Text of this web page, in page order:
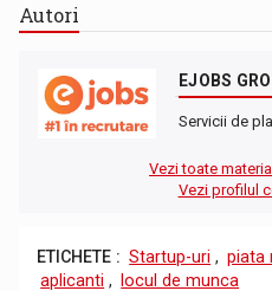
Autori
EJOBS
Servicii de
Vezi toate
Vezi profilul
ETICHETE : Startup-uri , piata
aplicanti , locul de munca